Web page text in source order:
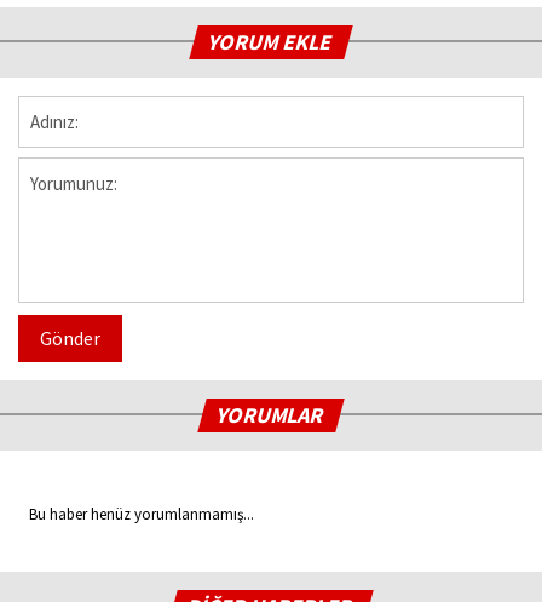
YORUM EKLE
Gönder
YORUMLAR
Bu haber henüz yorumlanmamış...